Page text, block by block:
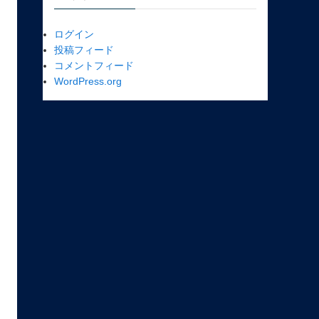
ログイン
投稿フィード
コメントフィード
WordPress.org